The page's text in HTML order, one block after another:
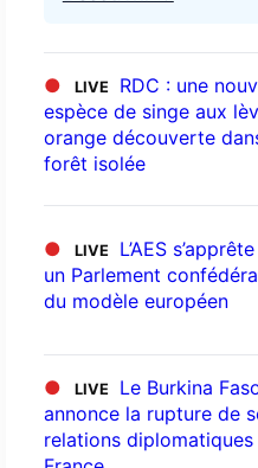
● LIVE
RDC : une
espèce de singe aux
orange découverte
forêt isolée
● LIVE
L’AES
un Parlement
du modèle européen
● LIVE
Le Burkina
annonce la rupture de
relations diplomatiques